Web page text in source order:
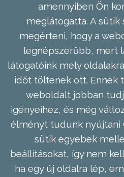
amennyiben Ön
meglátogatta. A
megérteni, hogy a
legnépszerűbb, mert
látogatóink mely
időt töltenek ott. Ennek
weboldalt jobban
igényeihez, és még
élményt tudunk nyújtani
sütik egyebek
beállításokat, így nem
ha egy új oldalra lép,